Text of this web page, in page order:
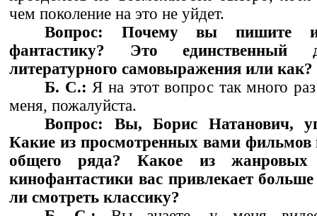
чем поколение на это не уйдет.
Вопрос: Почему вы пишите
фантастику? Это
литературного самовыражения или как?
Б. С.: Я на этот вопрос так много
меня, пожалуйста.
Вопрос: Вы, Борис Натанович,
Какие из просмотренных вами
общего ряда? Какое из жанровых
кинофантастики вас привлекает
ли смотреть классику?